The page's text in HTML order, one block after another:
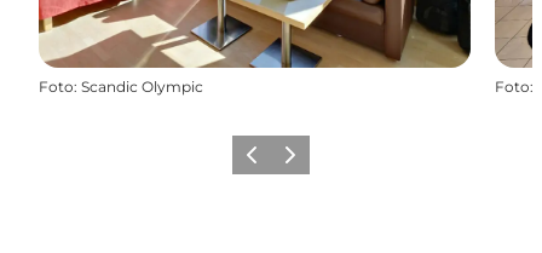
Foto: Scandic Olympic Foto:
ForrigeNæste